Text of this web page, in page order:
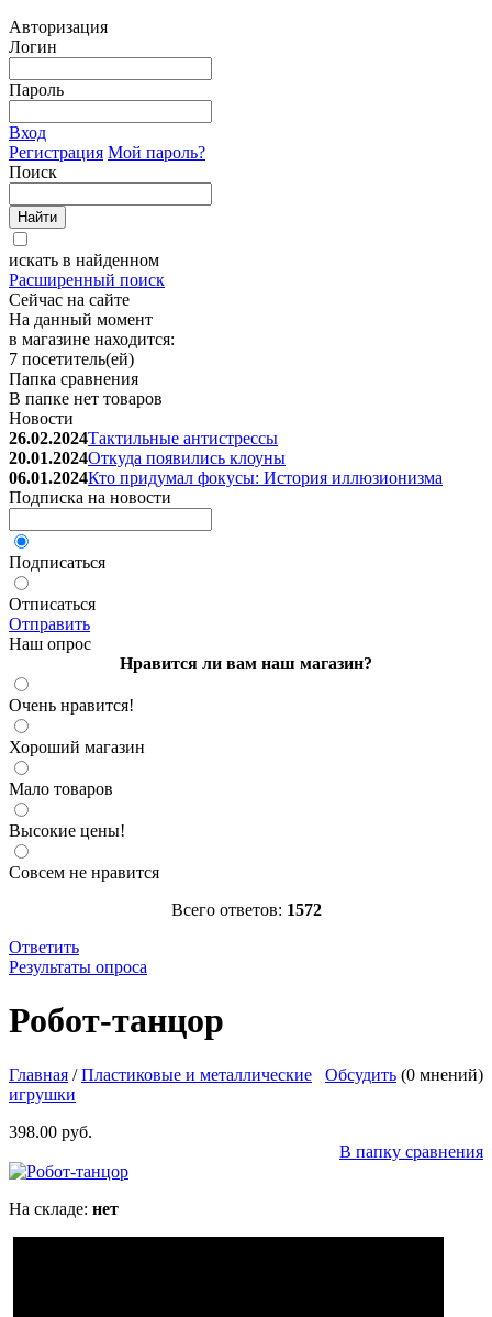
Авторизация
Логин
Пароль
Вход
Регистрация Мой пароль?
Поиск
искать в найденном
Расширенный поиск
Сейчас на сайте
На данный момент
в магазине находится:
7 посетитель(ей)
Папка сравнения
В папке нет товаров
Новости
26.02.2024Тактильные антистрессы
20.01.2024Откуда появились клоуны
06.01.2024Кто придумал фокусы: История иллюзионизма
Подписка на новости
Подписаться
Отписаться
Отправить
Наш опрос
Нравится ли вам наш магазин?
Очень нравится!
Хороший магазин
Мало товаров
Высокие цены!
Совсем не нравится
Всего ответов: 1572
Ответить
Результаты опроса
на батарейках. Высота 21см. Батарейки АА (пальчиковые) 3
шт, не входят в комплект.
http://parkservis.ru/data/small/72419.jpg
http://parkservis.ru/product_3998.html
398 USD In stock
Робот-танцор
Обсудить (0 мнений)
Главная /Пластиковые и металлические
игрушки
398.00 руб.
В папку сравнения
На складе: нет